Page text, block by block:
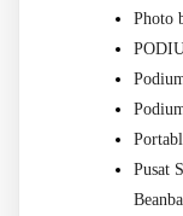
Photo
Pusat